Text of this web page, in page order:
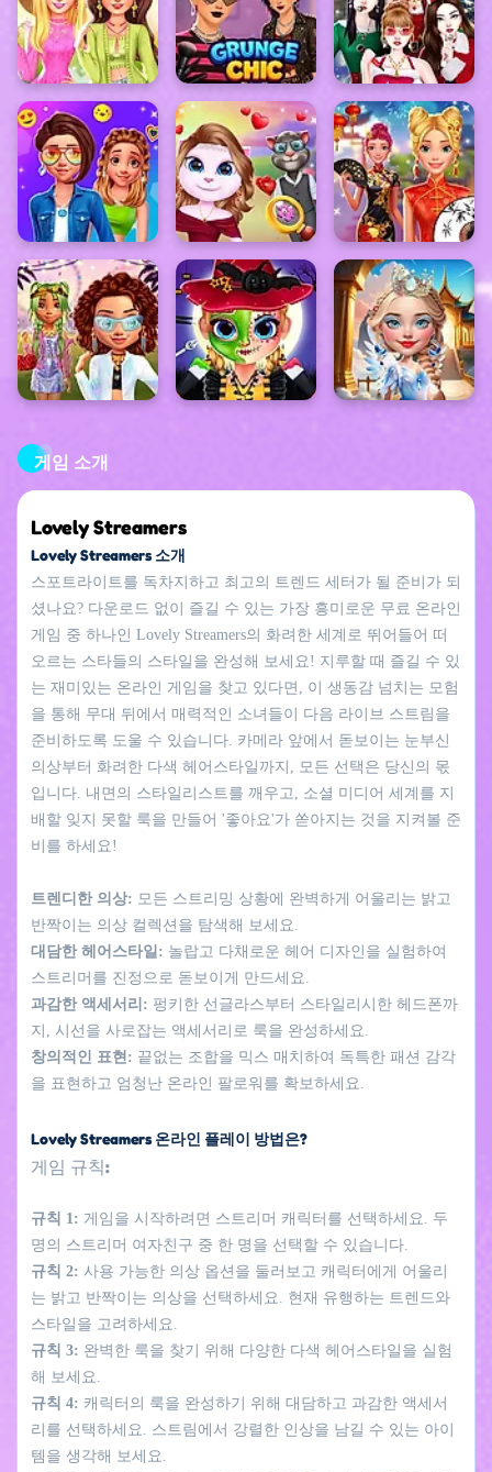
게임 소개
Lovely Streamers
Lovely Streamers 소개
스포트라이트를 독차지하고 최고의 트렌드 세터가 될 준비가 되
셨나요? 다운로드 없이 즐길 수 있는 가장 흥미로운 무료 온라인
게임 중 하나인 Lovely Streamers의 화려한 세계로 뛰어들어 떠
오르는 스타들의 스타일을 완성해 보세요! 지루할 때 즐길 수 있
는 재미있는 온라인 게임을 찾고 있다면, 이 생동감 넘치는 모험
을 통해 무대 뒤에서 매력적인 소녀들이 다음 라이브 스트림을
준비하도록 도울 수 있습니다. 카메라 앞에서 돋보이는 눈부신
의상부터 화려한 다색 헤어스타일까지, 모든 선택은 당신의 몫
입니다. 내면의 스타일리스트를 깨우고, 소셜 미디어 세계를 지
배할 잊지 못할 룩을 만들어 '좋아요'가 쏟아지는 것을 지켜볼 준
비를 하세요!
트렌디한 의상: 모든 스트리밍 상황에 완벽하게 어울리는 밝고
반짝이는 의상 컬렉션을 탐색해 보세요.
대담한 헤어스타일: 놀랍고 다채로운 헤어 디자인을 실험하여
스트리머를 진정으로 돋보이게 만드세요.
과감한 액세서리: 펑키한 선글라스부터 스타일리시한 헤드폰까
지, 시선을 사로잡는 액세서리로 룩을 완성하세요.
창의적인 표현: 끝없는 조합을 믹스 매치하여 독특한 패션 감각
을 표현하고 엄청난 온라인 팔로워를 확보하세요.
Lovely Streamers 온라인 플레이 방법은?
게임 규칙:
규칙 1: 게임을 시작하려면 스트리머 캐릭터를 선택하세요. 두
명의 스트리머 여자친구 중 한 명을 선택할 수 있습니다.
규칙 2: 사용 가능한 의상 옵션을 둘러보고 캐릭터에게 어울리
는 밝고 반짝이는 의상을 선택하세요. 현재 유행하는 트렌드와
스타일을 고려하세요.
규칙 3: 완벽한 룩을 찾기 위해 다양한 다색 헤어스타일을 실험
해 보세요.
규칙 4: 캐릭터의 룩을 완성하기 위해 대담하고 과감한 액세서
리를 선택하세요. 스트림에서 강렬한 인상을 남길 수 있는 아이
템을 생각해 보세요.